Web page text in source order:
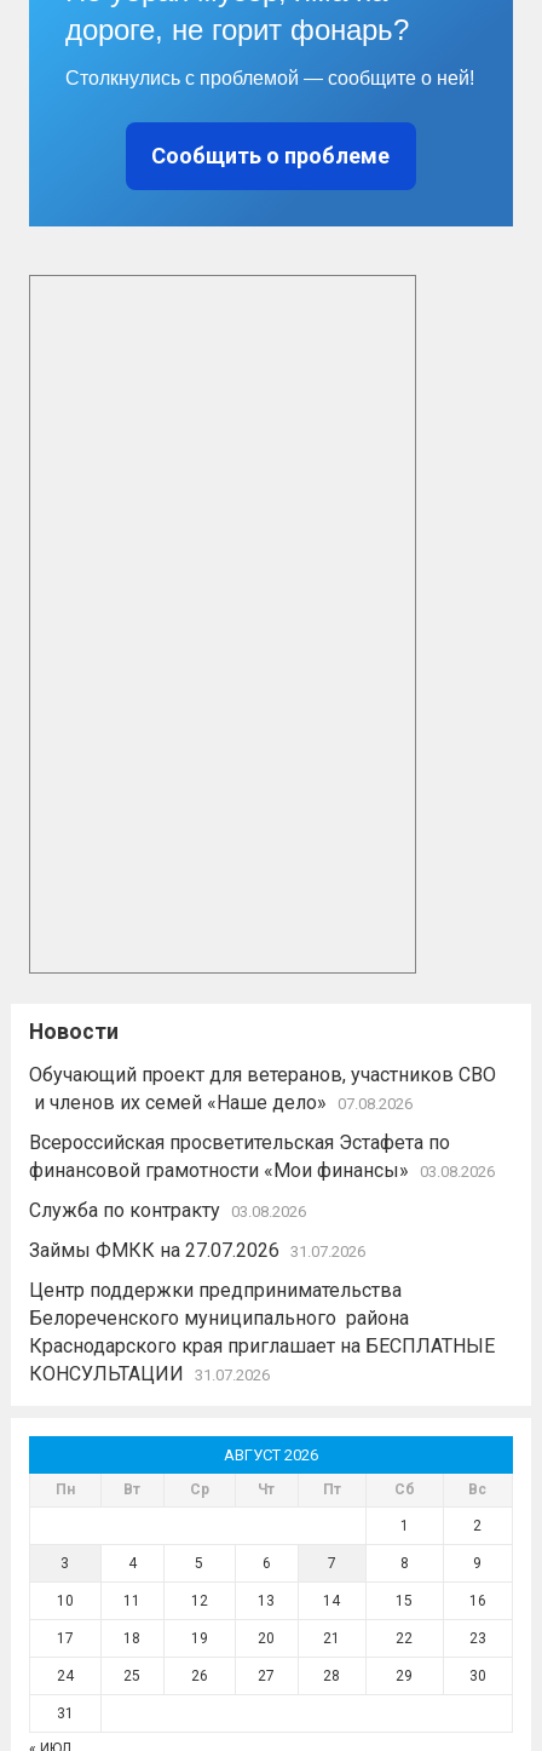
дороге, не горит фонарь?
Столкнулись с проблемой — сообщите о ней!
Сообщить о проблеме
Новости
Обучающий проект для ветеранов, участников СВО
и членов их семей «Наше дело»
07.08.2026
Всероссийская просветительская Эстафета по
финансовой грамотности «Мои финансы»
03.08.2026
Служба по контракту 03.08.2026
Займы ФМКК на 27.07.2026 31.07.2026
Центр поддержки предпринимательства
Белореченского муниципального района
Краснодарского края приглашает на БЕСПЛАТНЫЕ
КОНСУЛЬТАЦИИ
31.07.2026
АВГУСТ 2026
Пн Вт Ср Чт Пт Сб Вс
1 2
3 4 5 6 7 8 9
10 11 12 13 14 15 16
17 18 19 20 21 22 23
24 25 26 27 28 29 30
31